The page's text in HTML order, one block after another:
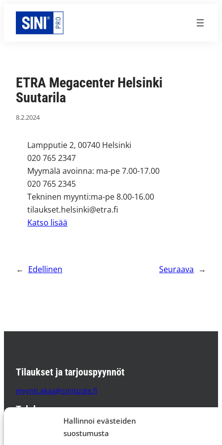
Hallinnoi evästeiden
suostumusta
Siirry
sisältöön
ETRA Megacenter Helsinki
Suutarila
8.2.2024
Lampputie 2, 00740 Helsinki
020 765 2347
Myymälä avoinna: ma-pe 7.00-17.00
020 765 2345
Tekninen myynti:ma-pe 8.00-16.00
tilaukset.helsinki@etra.fi
Katso lisää
← Edellinen Seuraava →
Tilaukset ja tarjouspyynnöt
myynti.akaa@sinituote.fi
Tehdas
Pätsiniementie 65